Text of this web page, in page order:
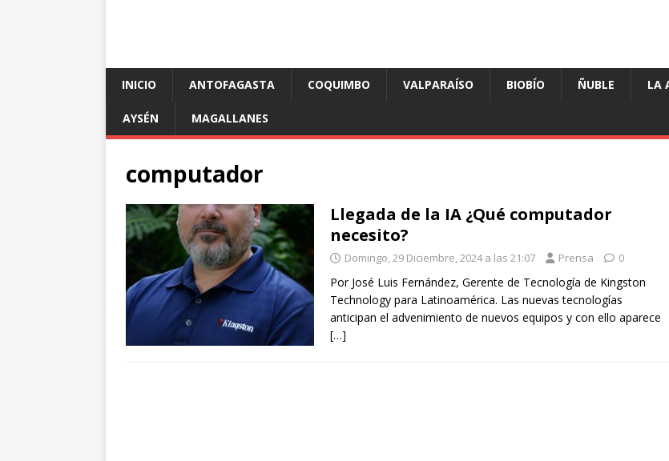
INICIO ANTOFAGASTA COQUIMBO VALPARAÍSO BIOBÍO ÑUBLE LA
AYSÉN MAGALLANES
computador
Llegada de la IA ¿Qué computador
necesito?
Domingo, 29 Diciembre, 2024 a las 21:07 Prensa 0
Por José Luis Fernández, Gerente de Tecnología de Kingston
Technology para Latinoamérica. Las nuevas tecnologías
anticipan el advenimiento de nuevos equipos y con ello aparece
[…]